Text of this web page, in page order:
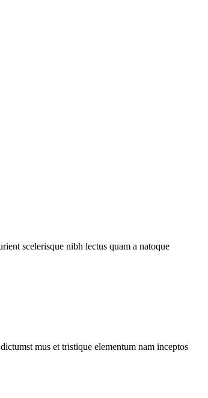
scelerisque nibh lectus quam a natoque
mus et tristique elementum nam inceptos